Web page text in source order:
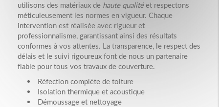
utilisons des matériaux de haute qualitéet respectons
méticuleusement les normes en vigueur. Chaque
intervention est réalisée avec rigueur et
professionnalisme, garantissant ainsi des résultats
conformes à vos attentes. La transparence, le respect des
délais et le suivi rigoureux font de nous un partenaire
fiable pour tous vos travaux de couverture.
Réfection complète de toiture
Isolation thermique et acoustique
Démoussage et nettoyage